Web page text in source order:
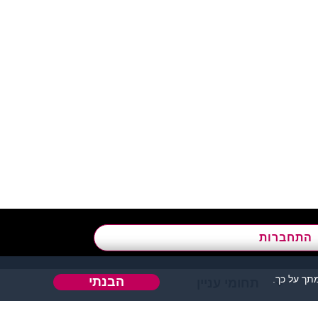
התחברות
על כך. הבנתי